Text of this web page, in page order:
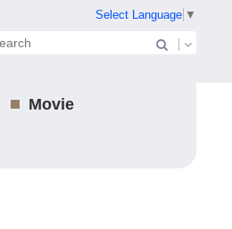
Select Language ▼
Movie